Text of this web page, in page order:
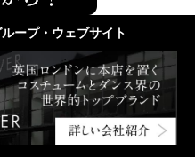
ープ・ウェブサイト